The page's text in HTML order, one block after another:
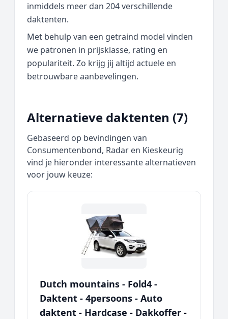
inmiddels meer dan 204 verschillende
daktenten.
Met behulp van een getraind model vinden
we patronen in prijsklasse, rating en
populariteit. Zo krijg jij altijd actuele en
betrouwbare aanbevelingen.
Alternatieve daktenten (7)
Gebaseerd op bevindingen van
Consumentenbond, Radar en Kieskeurig
vind je hieronder interessante alternatieven
voor jouw keuze:
Dutch mountains - Fold4 -
Daktent - 4persoons - Auto
daktent - Hardcase - Dakkoffer -